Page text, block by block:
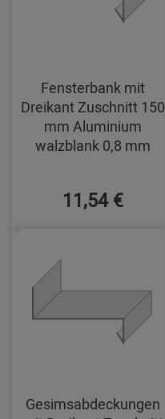
Fensterbank mit
Dreikant Zuschnitt 150
mm Aluminium
walzblank 0,8 mm
11,54 €
Gesimsabdeckungen